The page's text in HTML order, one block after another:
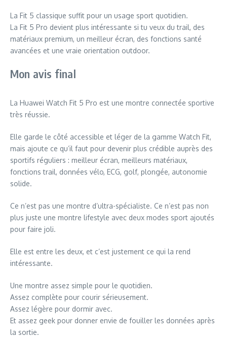
La Fit 5 classique suffit pour un usage sport quotidien.
La Fit 5 Pro devient plus intéressante si tu veux du trail, des
matériaux premium, un meilleur écran, des fonctions santé
avancées et une vraie orientation outdoor.
Mon avis final
La Huawei Watch Fit 5 Pro est une montre connectée sportive
très réussie.
Elle garde le côté accessible et léger de la gamme Watch Fit,
mais ajoute ce qu’il faut pour devenir plus crédible auprès des
sportifs réguliers : meilleur écran, meilleurs matériaux,
fonctions trail, données vélo, ECG, golf, plongée, autonomie
solide.
Ce n’est pas une montre d’ultra-spécialiste. Ce n’est pas non
plus juste une montre lifestyle avec deux modes sport ajoutés
pour faire joli.
Elle est entre les deux, et c’est justement ce qui la rend
intéressante.
Une montre assez simple pour le quotidien.
Assez complète pour courir sérieusement.
Assez légère pour dormir avec.
Et assez geek pour donner envie de fouiller les données après
la sortie.